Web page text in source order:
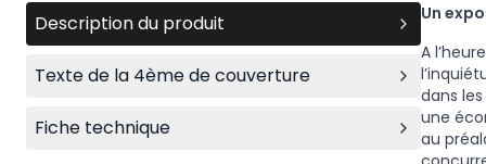
Description du produit
Texte de la 4ème de couverture
Fiche technique
Un
A
dans
une
au